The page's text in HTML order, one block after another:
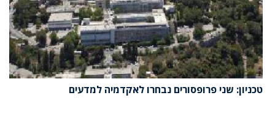
טכניון: שני פרופסורים נבחרו לאקדמיה למדעים